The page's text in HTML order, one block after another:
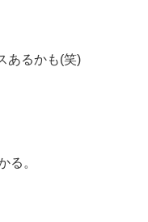
あるかも(笑)
る。